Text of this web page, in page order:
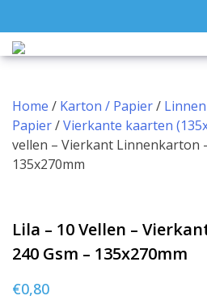
to
content
Home / Karton / Papier/
Papier/Vierkante kaarten
vellen – Vierkant Linnenkarton
135x270mm
Lila – 10 Vellen –
240 Gsm – 135x270mm
€0,80